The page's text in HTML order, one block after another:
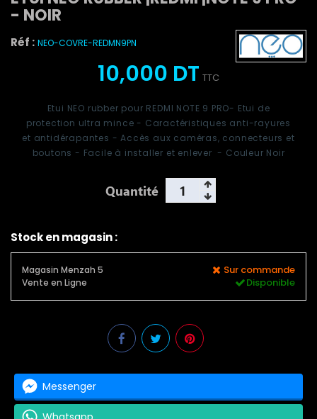
- NOIR
Réf : NEO-COVRE-REDMN9PN
10,000 DT TTC
Etui NEO rubber pour REDMI NOTE 9 PRO- Etui de
protection ultra mince - Caractéristiques anti-rayures
et antidérapantes - Accès aux caméras, connecteurs et
boutons - Facile à installer et enlever - Couleur Noir
Quantité
Stock en magasin :
Magasin Menzah 5 Sur commande
Vente en Ligne Disponible
Messenger